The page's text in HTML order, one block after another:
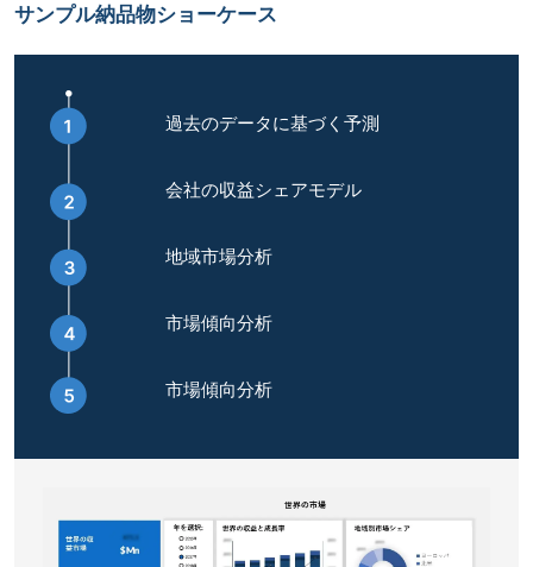
サンプル納品物ショーケース
過去のデータに基づく予測
会社の収益シェアモデル
地域市場分析
市場傾向分析
市場傾向分析